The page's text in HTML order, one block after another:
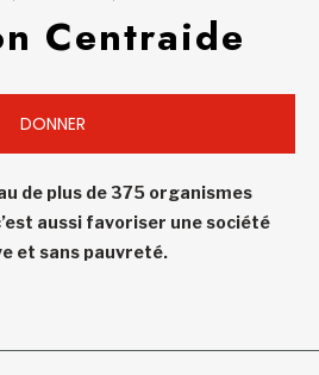
Centraide
DONNER
de plus de 375 organismes
aussi favoriser une société
et sans pauvreté.